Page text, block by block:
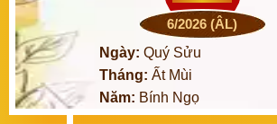
6/2026 (ÂL)
Ngày:Quý Sửu
Tháng:Ất Mùi
Năm: Bính Ngọ